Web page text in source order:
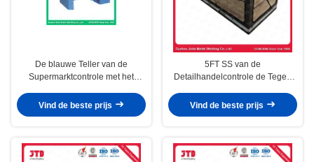
De blauwe Teller van de
Supermarktcontrole met het
Transportbandiso9001 Roestvrije
staal
Vind de beste prijs
5FT SS van de
Detailhandelcontrole de Tegen
geld
Vind de beste prijs